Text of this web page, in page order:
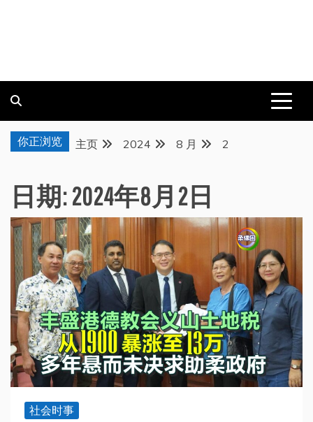
你正浏览 主页 2024 8 月 2
日期:2024年8月2日
社会时事